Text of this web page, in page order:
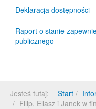
Deklaracja dostępności
Raport o stanie
publicznego
Jesteś tutaj: Start
Filip, Eliasz i Janek w